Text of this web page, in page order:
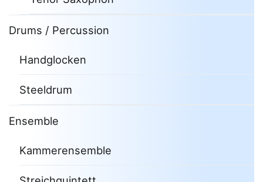
Drums / Percussion
Handglocken
Steeldrum
Ensemble
Kammerensemble